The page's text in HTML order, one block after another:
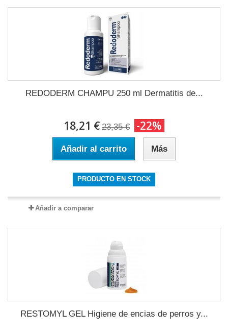
REDODERM CHAMPU 250 ml Dermatitis de...
18,21 € 23,35 € -22%
Añadir al carrito Más
PRODUCTO EN STOCK
Añadir a comparar
RESTOMYL GEL Higiene de encias de perros y...